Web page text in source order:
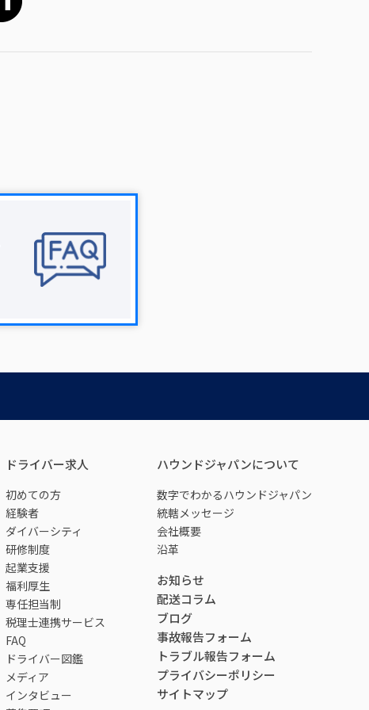
ドライバー求人
初めての方
経験者
ダイバーシティ
研修制度
起業支援
福利厚生
専任担当制
税理士連携サービス
FAQ
ドライバー図鑑
メディア
インタビュー
ハウンドジャパンについて
数字でわかるハウンドジャパン
統轄メッセージ
会社概要
沿革
お知らせ
配送コラム
ブログ
事故報告フォーム
トラブル報告フォーム
プライバシーポリシー
サイトマップ